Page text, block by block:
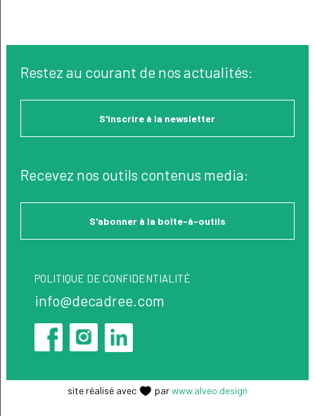
Restez au courant de nos actualités:
S'inscrire à la newsletter
Recevez nos outils contenus media:
S'abonner à la boîte-à-outils
POLITIQUE DE CONFIDENTIALITÉ
info@decadree.com
site réalisé avec parwww.alveo.design